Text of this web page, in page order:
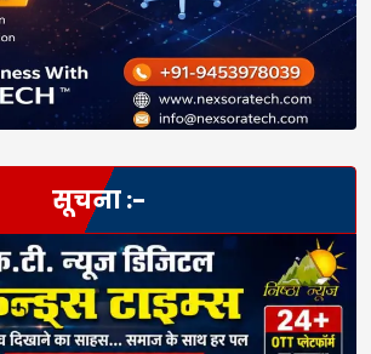
सूचना :-